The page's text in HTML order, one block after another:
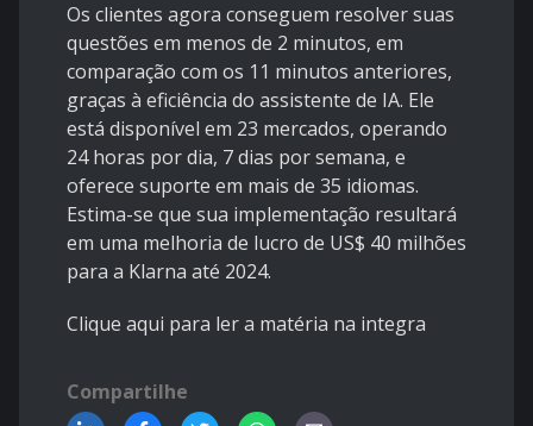
Os clientes agora conseguem resolver suas
questões em menos de 2 minutos, em
comparação com os 11 minutos anteriores,
graças à eficiência do assistente de IA. Ele
está disponível em 23 mercados, operando
24 horas por dia, 7 dias por semana, e
oferece suporte em mais de 35 idiomas.
Estima-se que sua implementação resultará
em uma melhoria de lucro de US$ 40 milhões
para a Klarna até 2024.
Clique aqui para ler a matéria na integra
Compartilhe